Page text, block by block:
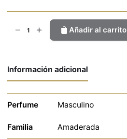
Añadir al carrito
Información adicional
Perfume Masculino
Familia Amaderada